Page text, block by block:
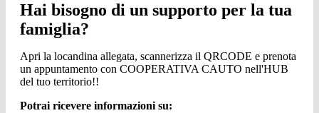
Hai bisogno di un supporto per la tua
famiglia?
Apri la locandina allegata, scannerizza il QRCODE e prenota
un appuntamento con COOPERATIVA CAUTO nell'HUB
del tuo territorio!!
Potrai ricevere informazioni su: